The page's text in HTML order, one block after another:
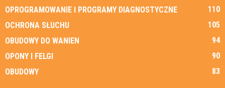
OPROGRAMOWANIE I PROGRAMY DIAGNOSTYCZNE
110
OCHRONA SŁUCHU
105
OBUDOWY DO WANIEN
94
OPONY I FELGI
90
OBUDOWY
83